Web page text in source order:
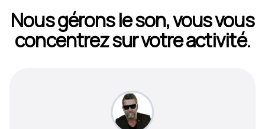
Nous gérons le son, vous vous
concentrez sur votre activité.